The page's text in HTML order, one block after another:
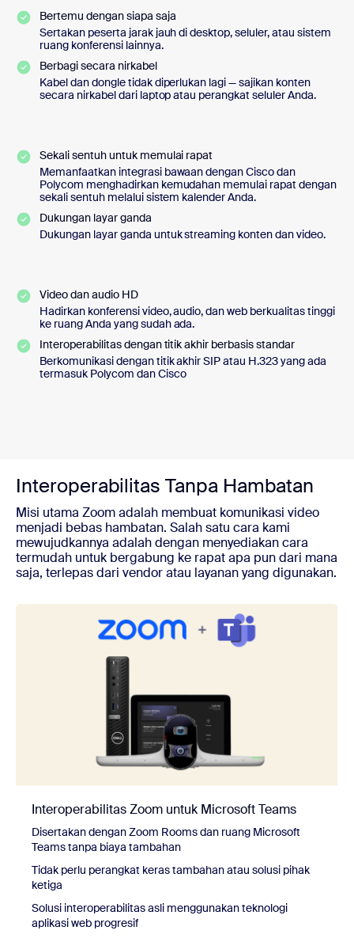
Bertemu dengan siapa saja
Sertakan peserta jarak jauh di desktop, seluler, atau sistem
ruang konferensi lainnya.
Berbagi secara nirkabel
Kabel dan dongle tidak diperlukan lagi — sajikan konten
secara nirkabel dari laptop atau perangkat seluler Anda.
Sekali sentuh untuk memulai rapat
Memanfaatkan integrasi bawaan dengan Cisco dan
Polycom menghadirkan kemudahan memulai rapat dengan
sekali sentuh melalui sistem kalender Anda.
Dukungan layar ganda
Dukungan layar ganda untuk streaming konten dan video.
Video dan audio HD
Hadirkan konferensi video, audio, dan web berkualitas tinggi
ke ruang Anda yang sudah ada.
Interoperabilitas dengan titik akhir berbasis standar
Berkomunikasi dengan titik akhir SIP atau H.323 yang ada
termasuk Polycom dan Cisco
Interoperabilitas Tanpa Hambatan
Misi utama Zoom adalah membuat komunikasi video
menjadi bebas hambatan. Salah satu cara kami
mewujudkannya adalah dengan menyediakan cara
termudah untuk bergabung ke rapat apa pun dari mana
saja, terlepas dari vendor atau layanan yang digunakan.
Interoperabilitas Zoom untuk Microsoft Teams
Disertakan dengan Zoom Rooms dan ruang Microsoft
Teams tanpa biaya tambahan
Tidak perlu perangkat keras tambahan atau solusi pihak
ketiga
Solusi interoperabilitas asli menggunakan teknologi
aplikasi web progresif